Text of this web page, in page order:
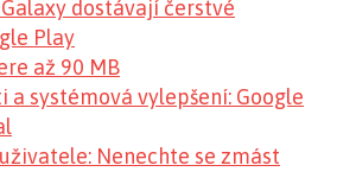
dostávají čerstvé
Play
až 90 MB
a systémová vylepšení: Google
Nenechte se zmást